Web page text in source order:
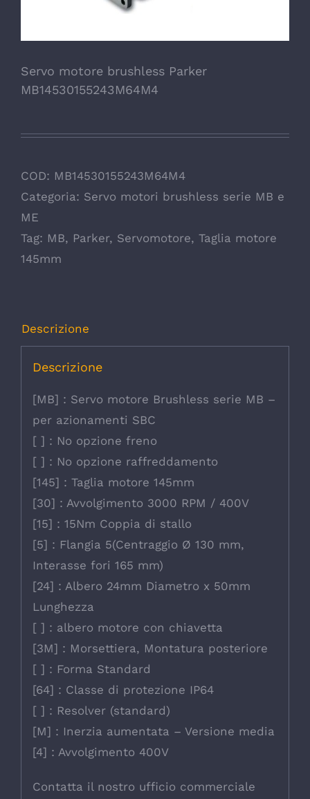
Servo motore brushless Parker
MB14530155243M64M4
COD: MB14530155243M64M4
Categoria: Servo motori brushless serie MB e
ME
Tag: MB, Parker, Servomotore, Taglia motore
145mm
Descrizione
Descrizione
[MB] : Servo motore Brushless serie MB –
per azionamenti SBC
[ ] : No opzione freno
[ ] : No opzione raffreddamento
[145] : Taglia motore 145mm
[30] : Avvolgimento 3000 RPM / 400V
[15] : 15Nm Coppia di stallo
[5] : Flangia 5(Centraggio Ø 130 mm,
Interasse fori 165 mm)
[24] : Albero 24mm Diametro x 50mm
Lunghezza
[ ] : albero motore con chiavetta
[3M] : Morsettiera, Montatura posteriore
[ ] : Forma Standard
[64] : Classe di protezione IP64
[ ] : Resolver (standard)
[M] : Inerzia aumentata – Versione media
[4] : Avvolgimento 400V
Contatta il nostro ufficio commerciale